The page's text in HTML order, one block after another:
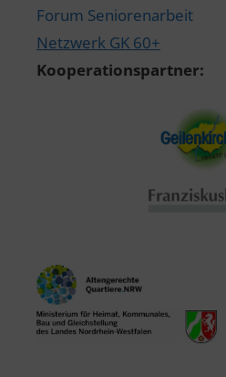
Forum Seniorenarbeit
Netzwerk GK 60+
Kooperationspartner: